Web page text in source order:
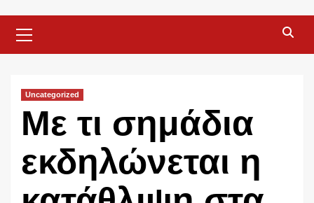
Menu
Uncategorized
Με τι σημάδια
εκδηλώνεται η